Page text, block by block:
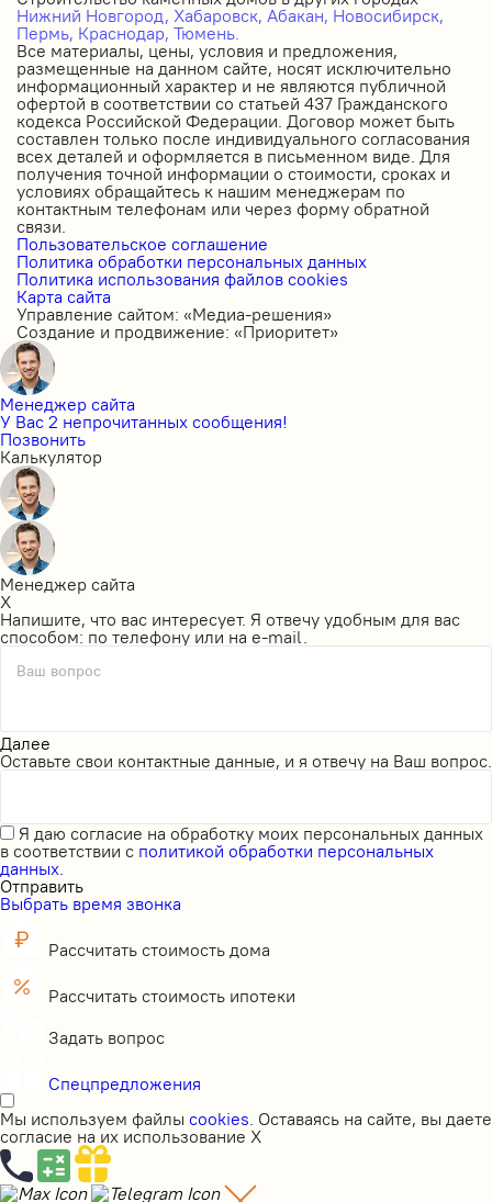
Нижний Новгород, Хабаровск, Абакан, Новосибирск,
Пермь, Краснодар, Тюмень.
Все материалы, цены, условия и предложения,
размещенные на данном сайте, носят исключительно
информационный характер и не являются публичной
офертой в соответствии со статьей 437 Гражданского
кодекса Российской Федерации. Договор может быть
составлен только после индивидуального согласования
всех деталей и оформляется в письменном виде. Для
получения точной информации о стоимости, сроках и
условиях обращайтесь к нашим менеджерам по
контактным телефонам или через форму обратной
связи.
Пользовательское соглашение
Политика обработки персональных данных
Политика использования файлов cookies
Карта сайта
Управление сайтом: «Медиа-решения»
Создание и продвижение: «Приоритет»
Менеджер сайта
У Вас 2 непрочитанных сообщения!
Позвонить
Калькулятор
Менеджер сайта
X
Напишите, что вас интересует. Я отвечу удобным для вас
способом: по телефону или на e-mail.
Ваш вопрос
Далее
Оставьте свои контактные данные, и я отвечу на Ваш вопрос.
Я даю согласие на обработку моих персональных данных
в соответствии с политикой обработки персональных
данных.
Отправить
Выбрать время звонка
Рассчитать стоимость дома
Рассчитать стоимость ипотеки
Задать вопрос
Спецпредложения
Мы используем файлы cookies. Оставаясь на сайте, вы даете
согласие на их использование X